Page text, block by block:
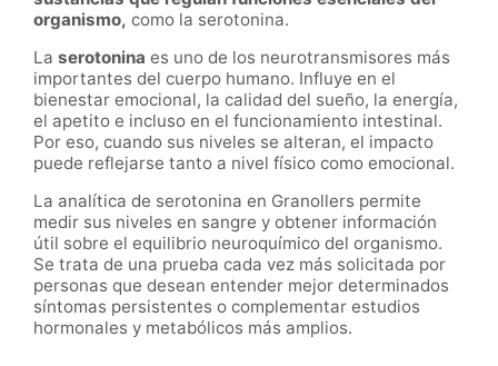
organismo, como la serotonina.
La serotonina es uno de los neurotransmisores más
importantes del cuerpo humano. Influye en el
bienestar emocional, la calidad del sueño, la energía,
el apetito e incluso en el funcionamiento intestinal.
Por eso, cuando sus niveles se alteran, el impacto
puede reflejarse tanto a nivel físico como emocional.
La analítica de serotonina en Granollers permite
medir sus niveles en sangre y obtener información
útil sobre el equilibrio neuroquímico del organismo.
Se trata de una prueba cada vez más solicitada por
personas que desean entender mejor determinados
síntomas persistentes o complementar estudios
hormonales y metabólicos más amplios.